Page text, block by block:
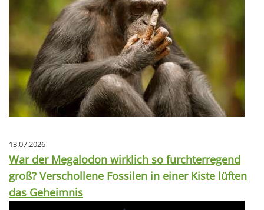
13.07.2026
War der Megalodon wirklich so furchterregend
groß? Verschollene Fossilen in einer Kiste lüften
das Geheimnis